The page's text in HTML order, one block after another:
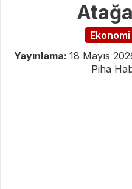
Ekonomi
Yayınlama: 18 Mayıs
Piha